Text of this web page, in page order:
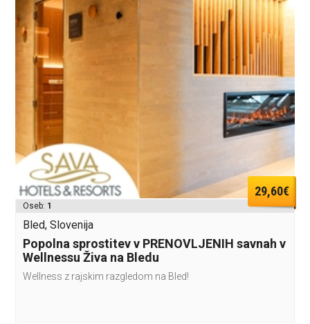
29,60€
Oseb: 1
Bled, Slovenija
Popolna sprostitev v PRENOVLJENIH savnah v
Wellnessu Živa na Bledu
Wellness z rajskim razgledom na Bled!